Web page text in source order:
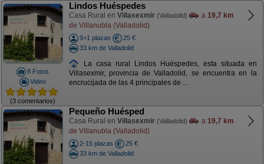
8 Fotos
Video
(3 comentarios)
Lindos Huéspedes
Casa Rural en Villasexmir (Valladolid) a 19,7 km
de Villanubla (Valladolid)
9+1 plazas
25 €
33 km de Valladolid
La casa rural Lindos Huéspedes, esta situada en
Villasexmir, provincia de Valladolid, se encuentra en la
encrucijada de las 4 principales de ...
Pequeño Huésped
Casa Rural en Villasexmir (Valladolid) a 19,7 km
de Villanubla (Valladolid)
2-15 plazas
25 €
33 km de Valladolid